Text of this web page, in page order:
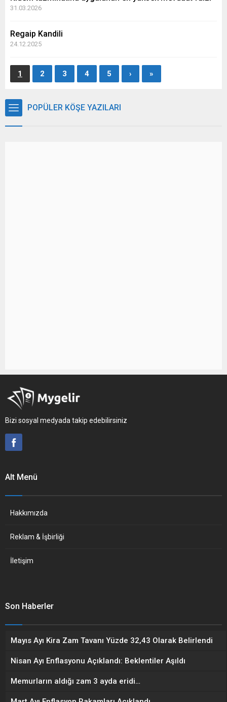
31.03.2026
Regaip Kandili
24.12.2025
1 2 3 4 5 › »
POPÜLER KÖŞE YAZILARI
Bizi sosyal medyada takip edebilirsiniz
Alt Menü
Hakkımızda
Reklam & İşbirliği
İletişim
Son Haberler
Mayıs Ayı Kira Zam Tavanı Yüzde 32,43 Olarak Belirlendi
Nisan Ayı Enflasyonu Açıklandı: Beklentiler Aşıldı
Memurların aldığı zam 3 ayda eridi…